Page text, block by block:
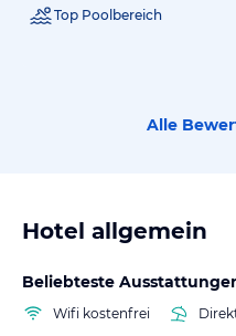
Top Poolbereich
Alle
Hotel allgemein
Beliebteste
Wifi kostenfrei